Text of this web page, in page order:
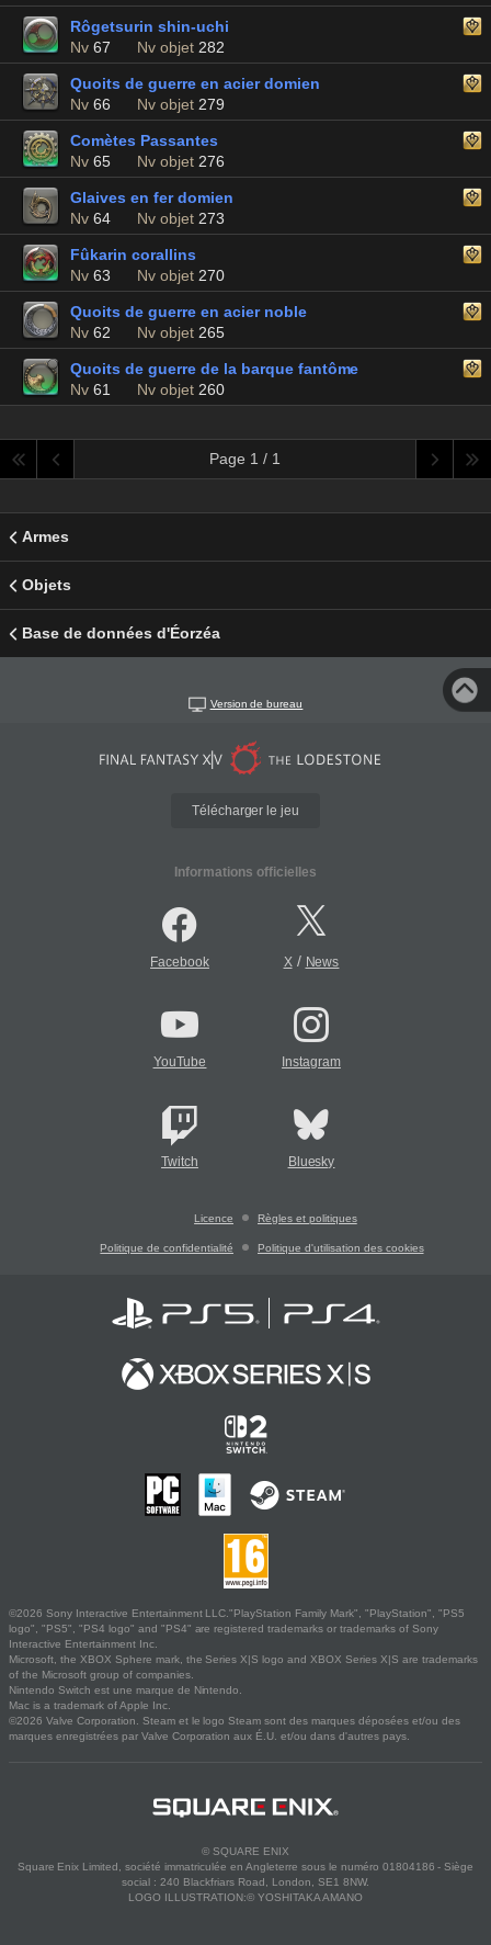
Rôgetsurin shin-uchi
Nv 67 Nv objet 282
Quoits de guerre en acier domien
Nv 66 Nv objet 279
Comètes Passantes
Nv 65 Nv objet 276
Glaives en fer domien
Nv 64 Nv objet 273
Fûkarin corallins
Nv 63 Nv objet 270
Quoits de guerre en acier noble
Nv 62 Nv objet 265
Quoits de guerre de la barque fantôme
Nv 61 Nv objet 260
Page 1 / 1
Armes
Objets
Base de données d'Éorzéa
Version de bureau
Télécharger le jeu
Informations officielles
Facebook X/ News
YouTube Instagram
Twitch Bluesky
Licence Règles et politiques
Politique de confidentialité Politique d'utilisation des cookies
©2026 Sony Interactive Entertainment LLC."PlayStation Family Mark", "PlayStation", "PS5
logo", "PS5", "PS4 logo" and "PS4" are registered trademarks or trademarks of Sony
Interactive Entertainment Inc.
Microsoft, the XBOX Sphere mark, the Series X|S logo and XBOX Series X|S are trademarks
of the Microsoft group of companies.
Nintendo Switch est une marque de Nintendo.
Mac is a trademark of Apple Inc.
©2026 Valve Corporation. Steam et le logo Steam sont des marques déposées et/ou des
marques enregistrées par Valve Corporation aux É.U. et/ou dans d'autres pays.
© SQUARE ENIX
Square Enix Limited, société immatriculée en Angleterre sous le numéro 01804186 - Siège
social : 240 Blackfriars Road, London, SE1 8NW.
LOGO ILLUSTRATION:© YOSHITAKA AMANO